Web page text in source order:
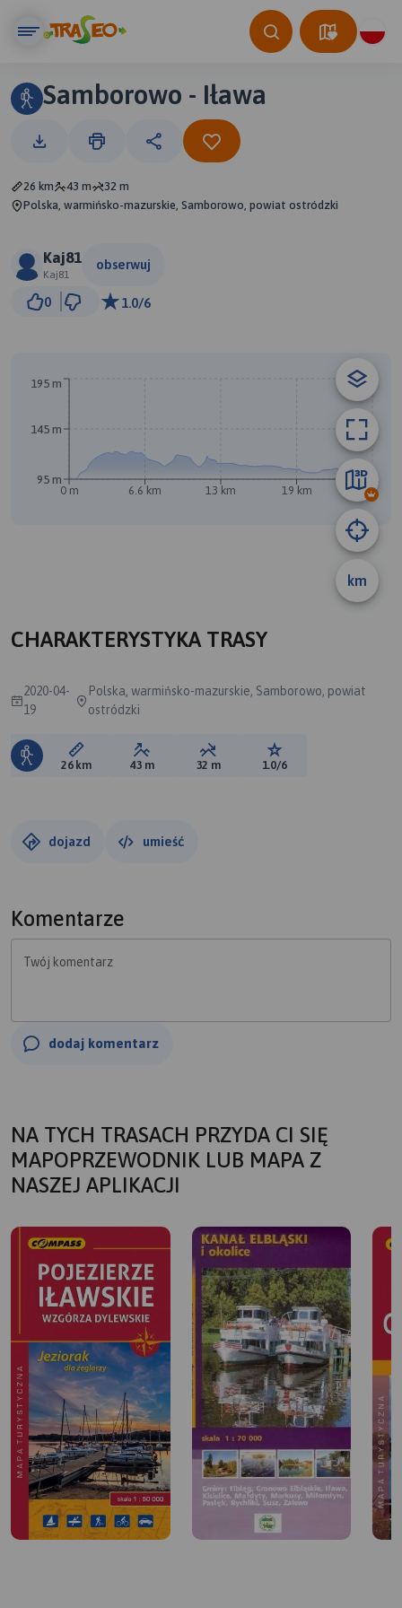
Samborowo - Iława
26 km 43 m
32 m
Polska, warmińsko-mazurskie, Samborowo, powiat ostródzki
Kaj81
Kaj81
obserwuj
0 1.0/6
km
0 m 6.6 km 13 km 19 km 26 km
95 m
145 m
195 m
CHARAKTERYSTYKA TRASY
2020-04-
19
Polska, warmińsko-mazurskie, Samborowo, powiat
ostródzki
Długość trasy:
26 km Suma przewyższeń:
43 m Suma spadków:
32 m Ocena trasy:
1.0/6
dojazd umieść
Komentarze
Twój komentarz
dodaj komentarz
NA TYCH TRASACH PRZYDA CI SIĘ
MAPOPRZEWODNIK LUB MAPA Z
NASZEJ APLIKACJI